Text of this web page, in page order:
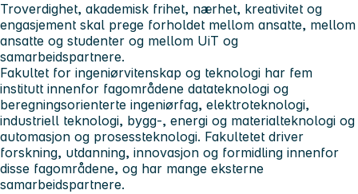
Troverdighet, akademisk frihet, nærhet, kreativitet og
engasjement skal prege forholdet mellom ansatte, mellom
ansatte og studenter og mellom UiT og
samarbeidspartnere.
Fakultet for ingeniørvitenskap og teknologi har fem
institutt innenfor fagområdene datateknologi og
beregningsorienterte ingeniørfag, elektroteknologi,
industriell teknologi, bygg-, energi og materialteknologi og
automasjon og prosessteknologi. Fakultetet driver
forskning, utdanning, innovasjon og formidling innenfor
disse fagområdene, og har mange eksterne
samarbeidspartnere.